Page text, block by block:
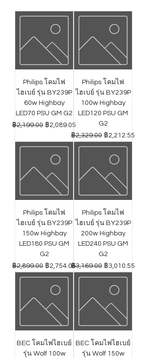
Philips โคมไฟ
ไฮเบย์ รุ่น BY239P
60w Highbay
LED70 PSU GM G2
ราคาปกติ
฿2,199.00 ราคาขายลด
฿2,089.05
Philips โคมไฟ
ไฮเบย์ รุ่น BY239P
100w Highbay
LED120 PSU GM
G2
ราคาปกติ
฿2,329.00 ราคาขายลด
฿2,212.55
Philips โคมไฟ
ไฮเบย์ รุ่น BY239P
150w Highbay
LED180 PSU GM
G2
ราคาปกติ
฿2,899.00 ราคาขายลด
฿2,754.05
Philips โคมไฟ
ไฮเบย์ รุ่น BY239P
200w Highbay
LED240 PSU GM
G2
ราคาปกติ
฿3,169.00 ราคาขายลด
฿3,010.55
BEC โคมไฟไฮเบย์
รุ่น Wolf 100w
BEC โคมไฟไฮเบย์
รุ่น Wolf 150w